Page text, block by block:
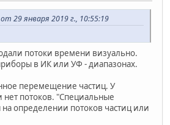
29 января 2019 г., 10:55:19
потоки времени визуально.
в ИК или УФ - диапазонах.
перемещение частиц. У
нет потоков. "Специальные
определении потоков частиц или